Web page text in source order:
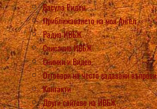
Васула Риден
Приближаването на моя Ангел
Радио ИВБЖ
Списание ИВБЖ
Снимки и Видео
Отговори на често задавани въпроси
Контакти
Други сайтове на ИВБЖ